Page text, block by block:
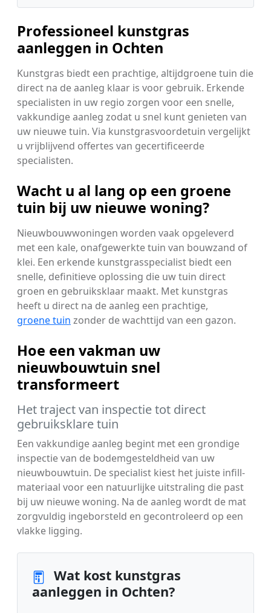
Professioneel kunstgras
aanleggen in Ochten
Kunstgras biedt een prachtige, altijdgroene tuin die
direct na de aanleg klaar is voor gebruik. Erkende
specialisten in uw regio zorgen voor een snelle,
vakkundige aanleg zodat u snel kunt genieten van
uw nieuwe tuin. Via kunstgrasvoordetuin vergelijkt
u vrijblijvend offertes van gecertificeerde
specialisten.
Wacht u al lang op een groene
tuin bij uw nieuwe woning?
Nieuwbouwwoningen worden vaak opgeleverd
met een kale, onafgewerkte tuin van bouwzand of
klei. Een erkende kunstgrasspecialist biedt een
snelle, definitieve oplossing die uw tuin direct
groen en gebruiksklaar maakt. Met kunstgras
heeft u direct na de aanleg een prachtige,
groene tuin zonder de wachttijd van een gazon.
Hoe een vakman uw
nieuwbouwtuin snel
transformeert
Het traject van inspectie tot direct
gebruiksklare tuin
Een vakkundige aanleg begint met een grondige
inspectie van de bodemgesteldheid van uw
nieuwbouwtuin. De specialist kiest het juiste infill-
materiaal voor een natuurlijke uitstraling die past
bij uw nieuwe woning. Na de aanleg wordt de mat
zorgvuldig ingeborsteld en gecontroleerd op een
vlakke ligging.
Wat kost kunstgras
aanleggen in Ochten?